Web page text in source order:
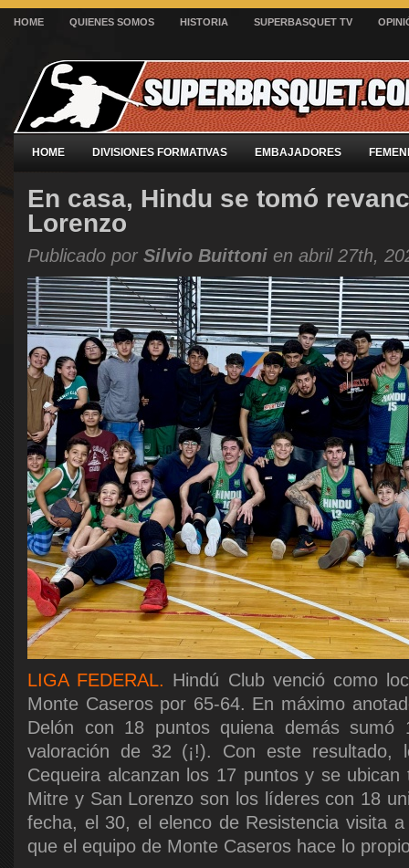
HOME QUIENES SOMOS HISTORIA SUPERBASQUET TV
HOME DIVISIONES FORMATIVAS EMBAJADORES
En casa, Hindu se tomó
Lorenzo
Publicado por Silvio Buittoni en abril 27th,
LIGA FEDERAL. Hindú Club venció como
Monte Caseros por 65-64. En máximo
Delón con 18 puntos quiena demás sumó
valoración de 32 (¡!). Con este resultado,
Cequeira alcanzan los 17 puntos y se
Mitre y San Lorenzo son los líderes con 18
fecha, el 30, el elenco de Resistencia visita
que el equipo de Monte Caseros hace lo